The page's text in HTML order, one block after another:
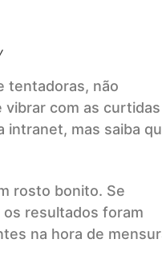
tentadoras, não
vibrar com as
intranet, mas saiba
rosto bonito. Se
os resultados foram
na hora de